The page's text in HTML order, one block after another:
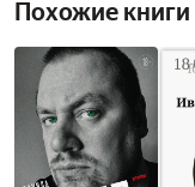
Похожие книги